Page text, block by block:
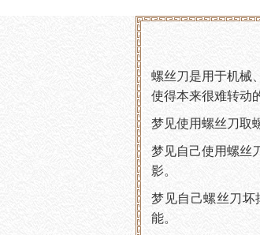
螺丝刀是用于机械
使得本来很难转动
梦见使用螺丝刀取
梦见自己使用螺丝
影。
梦见自己螺丝刀坏
能。